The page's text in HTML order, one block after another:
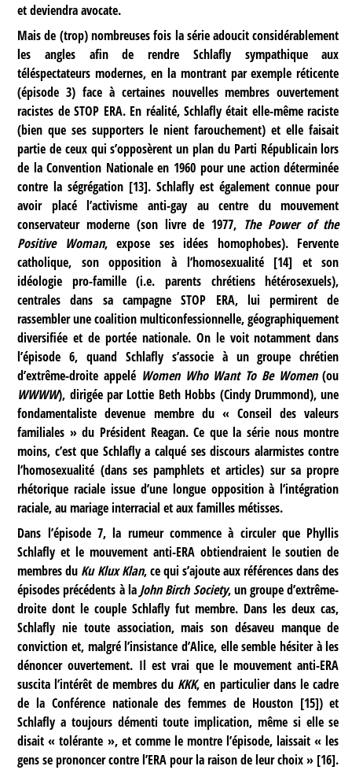
et deviendra avocate.
Mais de (trop) nombreuses fois la série adoucit considérablement
les angles afin de rendre Schlafly sympathique aux
téléspectateurs modernes, en la montrant par exemple réticente
(épisode 3) face à certaines nouvelles membres ouvertement
racistes de STOP ERA. En réalité, Schlafly était elle-même raciste
(bien que ses supporters le nient farouchement) et elle faisait
partie de ceux qui s’opposèrent un plan du Parti Républicain lors
de la Convention Nationale en 1960 pour une action déterminée
contre la ségrégation [13]. Schlafly est également connue pour
avoir placé l’activisme anti-gay au centre du mouvement
conservateur moderne (son livre de 1977, The Power of the
Positive Woman, expose ses idées homophobes). Fervente
catholique, son opposition à l’homosexualité[14] et son
idéologie pro-famille (i.e. parents chrétiens hétérosexuels),
centrales dans sa campagne STOP ERA, lui permirent de
rassembler une coalition multiconfessionnelle, géographiquement
diversifiée et de portée nationale. On le voit notamment dans
l’épisode 6, quand Schlafly s’associe à un groupe chrétien
d’extrême-droite appelé Women Who Want To Be Women(ou
WWWW), dirigée par Lottie Beth Hobbs (Cindy Drummond), une
fondamentaliste devenue membre du « Conseil des valeurs
familiales » du Président Reagan. Ce que la série nous montre
moins, c’est que Schlafly a calqué ses discours alarmistes contre
l’homosexualité (dans ses pamphlets et articles) sur sa propre
rhétorique raciale issue d’une longue opposition à l’intégration
raciale, au mariage interracial et aux familles métisses.
Dans l’épisode 7, la rumeur commence à circuler que Phyllis
Schlafly et le mouvement anti-ERA obtiendraient le soutien de
membres du Ku Klux Klan, ce qui s’ajoute aux références dans des
épisodes précédents à la John Birch Society, un groupe d’extrême-
droite dont le couple Schlafly fut membre. Dans les deux cas,
Schlafly nie toute association, mais son désaveu manque de
conviction et, malgré l’insistance d’Alice, elle semble hésiter à les
dénoncer ouvertement. Il est vrai que le mouvement anti-ERA
suscita l’intérêt de membres du KKK, en particulier dans le cadre
de la Conférence nationale des femmes de Houston[15]) et
Schlafly a toujours démenti toute implication, même si elle se
disait « tolérante », et comme le montre l’épisode, laissait « les
gens se prononcer contre l’ERA pour la raison de leur choix » [16].